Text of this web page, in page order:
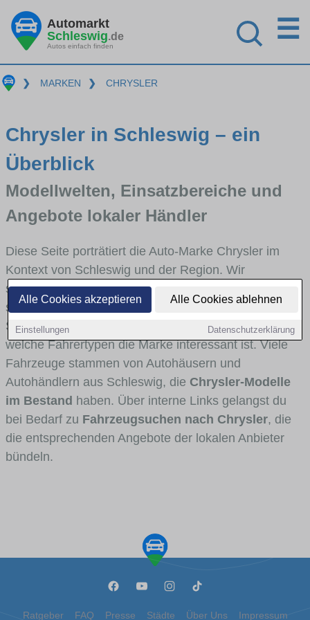
Alle Cookies akzeptieren Alle Cookies ablehnen
Einstellungen Datenschutzerklärung
Automarkt
Schleswig.de
Autos einfach finden
☰
❯ MARKEN ❯ CHRYSLER
Chrysler in Schleswig – ein
Überblick
Modellwelten, Einsatzbereiche und
Angebote lokaler Händler
Diese Seite porträtiert die Auto-Marke Chrysler im
Kontext von Schleswig und der Region. Wir
skizzieren, in welchen Fahrzeugklassen Chrysler
stark vertreten ist, welche Modellreihen häufig im
Stadt- und Umlandverkehr zu sehen sind und für
welche Fahrertypen die Marke interessant ist. Viele
Fahrzeuge stammen von Autohäusern und
Autohändlern aus Schleswig, die Chrysler-Modelle
im Bestand haben. Über interne Links gelangst du
bei Bedarf zu Fahrzeugsuchen nach Chrysler, die
die entsprechenden Angebote der lokalen Anbieter
bündeln.
Ratgeber FAQ Presse Städte Über Uns Impressum